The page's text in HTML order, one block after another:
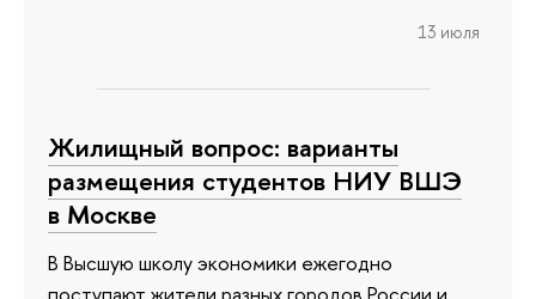
13 июля
Жилищный вопрос: варианты
размещения студентов НИУ ВШЭ
в Москве
В Высшую школу экономики ежегодно
поступают жители разных городов России и